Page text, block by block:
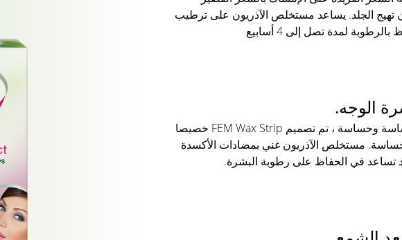
الجلد. يساعد مستخلص الآذريون على ترطيب
لمدة تصل إلى 4 أسابيع
الوجه.
بشرة الوجه حساسة وحساسة ، تم تصميم FEM Wax Strip خصيصا
مستخلص الآذريون غني بمضادات الأكسدة
تساعد في الحفاظ على رطوبة البشرة.